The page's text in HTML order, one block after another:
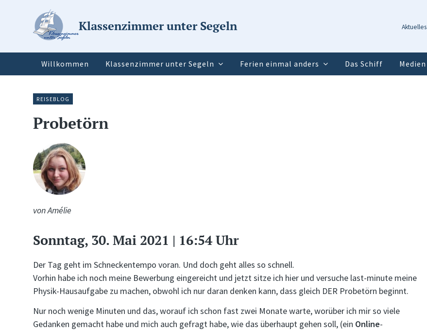
Klassenzimmer unter Segeln Aktuelles
Willkommen Klassenzimmer unter Segeln Ferien einmal anders Das Schiff Medien
REISEBLOG
Probetörn
von Amélie
Sonntag, 30. Mai 2021 | 16:54 Uhr
Der Tag geht im Schneckentempo voran. Und doch geht alles so schnell.
Vorhin habe ich noch meine Bewerbung eingereicht und jetzt sitze ich hier und versuche last-minute meine
Physik-Hausaufgabe zu machen, obwohl ich nur daran denken kann, dass gleich DER Probetörn beginnt.
Nur noch wenige Minuten und das, worauf ich schon fast zwei Monate warte, worüber ich mir so viele
Gedanken gemacht habe und mich auch gefragt habe, wie das überhaupt gehen soll, (ein Online-